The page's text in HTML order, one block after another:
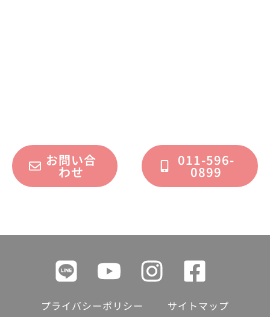
お問い合
わせ
011-596-
0899
プライバシーポリシー サイトマップ